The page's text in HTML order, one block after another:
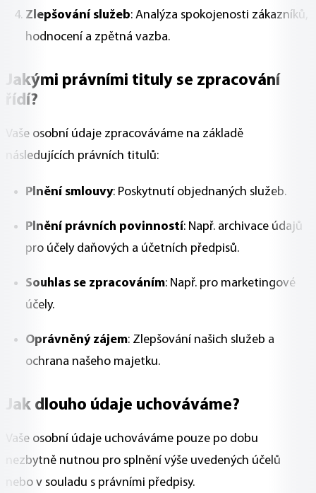
Zlepšování služeb: Analýza spokojenosti zákazníků,
hodnocení a zpětná vazba.
Jakými právními tituly se zpracování
řídí?
Vaše osobní údaje zpracováváme na základě
následujících právních titulů:
Plnění smlouvy: Poskytnutí objednaných služeb.
Plnění právních povinností: Např. archivace údajů
pro účely daňových a účetních předpisů.
Souhlas se zpracováním: Např. pro marketingové
účely.
Oprávněný zájem: Zlepšování našich služeb a
ochrana našeho majetku.
Jak dlouho údaje uchováváme?
Vaše osobní údaje uchováváme pouze po dobu
nezbytně nutnou pro splnění výše uvedených účelů
nebo v souladu s právními předpisy.